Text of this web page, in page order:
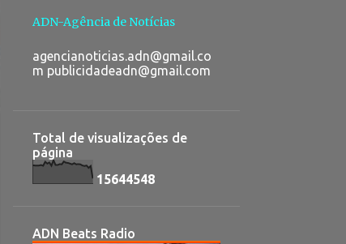
ADN-Agência de Notícias
agencianoticias.adn@gmail.co
m publicidadeadn@gmail.com
Total de visualizações de
página
1 5644548
ADN Beats Radio